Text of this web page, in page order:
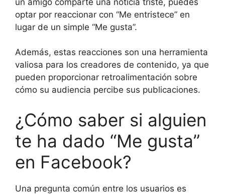
optar por reaccionar con “Me entristece” en
lugar de un simple “Me gusta”.
Además, estas reacciones son una herramienta
valiosa para los creadores de contenido, ya que
pueden proporcionar retroalimentación sobre
cómo su audiencia percibe sus publicaciones.
¿Cómo saber si alguien
te ha dado “Me gusta”
en Facebook?
Una pregunta común entre los usuarios es